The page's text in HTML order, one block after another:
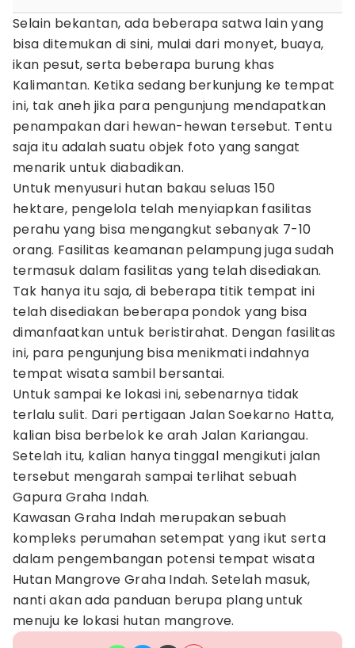
Selain bekantan, ada beberapa satwa lain yang
bisa ditemukan di sini, mulai dari monyet, buaya,
ikan pesut, serta beberapa burung khas
Kalimantan. Ketika sedang berkunjung ke tempat
ini, tak aneh jika para pengunjung mendapatkan
penampakan dari hewan-hewan tersebut. Tentu
saja itu adalah suatu objek foto yang sangat
menarik untuk diabadikan.
Untuk menyusuri hutan bakau seluas 150
hektare, pengelola telah menyiapkan fasilitas
perahu yang bisa mengangkut sebanyak 7-10
orang. Fasilitas keamanan pelampung juga sudah
termasuk dalam fasilitas yang telah disediakan.
Tak hanya itu saja, di beberapa titik tempat ini
telah disediakan beberapa pondok yang bisa
dimanfaatkan untuk beristirahat. Dengan fasilitas
ini, para pengunjung bisa menikmati indahnya
tempat wisata sambil bersantai.
Untuk sampai ke lokasi ini, sebenarnya tidak
terlalu sulit. Dari pertigaan Jalan Soekarno Hatta,
kalian bisa berbelok ke arah Jalan Kariangau.
Setelah itu, kalian hanya tinggal mengikuti jalan
tersebut mengarah sampai terlihat sebuah
Gapura Graha Indah.
Kawasan Graha Indah merupakan sebuah
kompleks perumahan setempat yang ikut serta
dalam pengembangan potensi tempat wisata
Hutan Mangrove Graha Indah. Setelah masuk,
nanti akan ada panduan berupa plang untuk
menuju ke lokasi hutan mangrove.